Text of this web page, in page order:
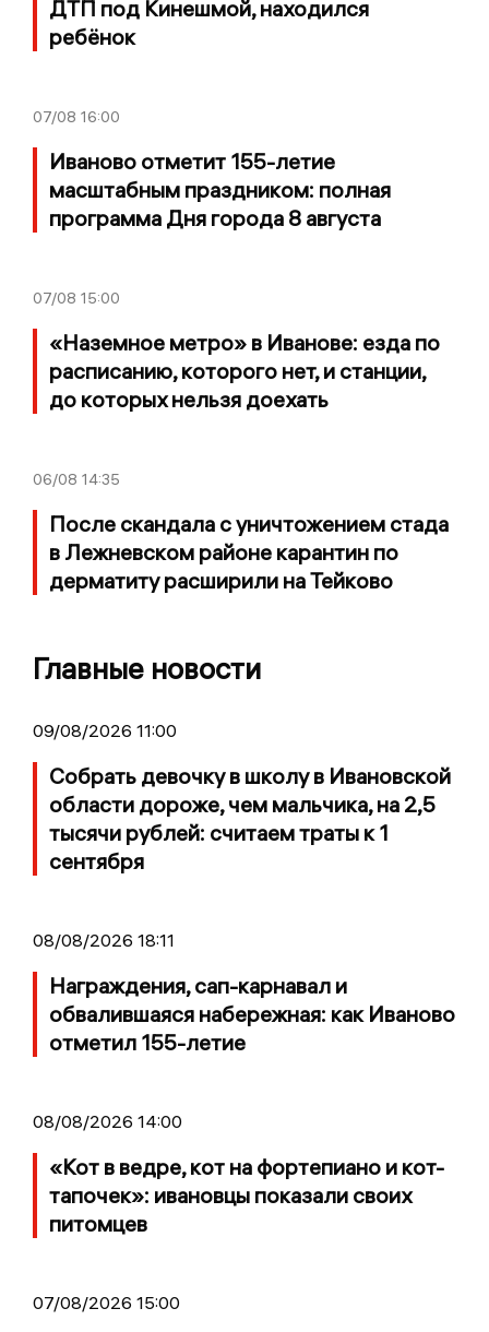
ДТП под Кинешмой, находился
ребёнок
07/08 16:00
Иваново отметит 155-летие
масштабным праздником: полная
программа Дня города 8 августа
07/08 15:00
«Наземное метро» в Иванове: езда по
расписанию, которого нет, и станции,
до которых нельзя доехать
06/08 14:35
После скандала с уничтожением стада
в Лежневском районе карантин по
дерматиту расширили на Тейково
Главные новости
09/08/2026 11:00
Собрать девочку в школу в Ивановской
области дороже, чем мальчика, на 2,5
тысячи рублей: считаем траты к 1
сентября
08/08/2026 18:11
Награждения, сап-карнавал и
обвалившаяся набережная: как Иваново
отметил 155-летие
08/08/2026 14:00
«Кот в ведре, кот на фортепиано и кот-
тапочек»: ивановцы показали своих
питомцев
07/08/2026 15:00